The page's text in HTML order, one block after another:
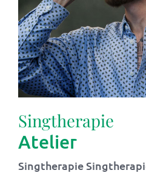
Singtherapie
Atelier
Singtherapie